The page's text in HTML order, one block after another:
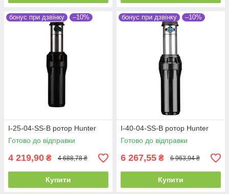
бонус при дзвінку –10%
I-25-04-SS-B ротор Hunter
Готово до відправки
4 219,90 ₴ 4 688,78 ₴
Купити
бонус при дзвінку –10%
I-40-04-SS-B ротор Hunter
Готово до відправки
6 267,55 ₴ 6 963,94 ₴
Купити